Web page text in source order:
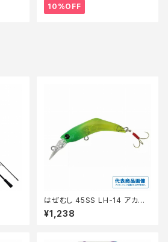
10%OFF
はぜむし 45SS LH-14 アカキ
ン
¥1,238